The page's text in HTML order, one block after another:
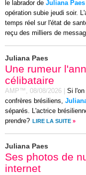
le labrador de Juliana Paes
opération subie jeudi soir.
temps réel sur l'état de
reçu des milliers de
Juliana Paes
Une rumeur
célibataire
AMP™, 08/08/2026
Si l'on
confrères brésiliens,
séparés. L'actrice
prendre? LIRE LA SUITE »
Juliana Paes
Ses photos de
internet